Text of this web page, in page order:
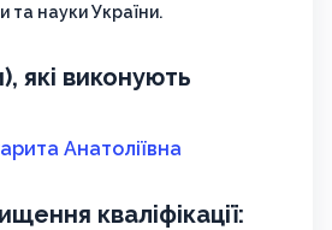
та науки України.
які виконують
Анатоліївна
кваліфікації: